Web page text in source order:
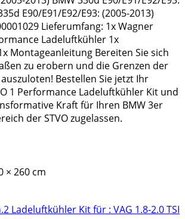
E90/E91/E92/E93: (2005-2013)
Lieferumfang: 1x Wagner
Ladeluftkühler 1x
Montageanleitung Bereiten Sie sich
zu erobern und die Grenzen der
Bestellen Sie jetzt Ihr
1 Performance Ladeluftkühler Kit und
Kraft für Ihren BMW 3er
der STVO zugelassen.
× 260 cm